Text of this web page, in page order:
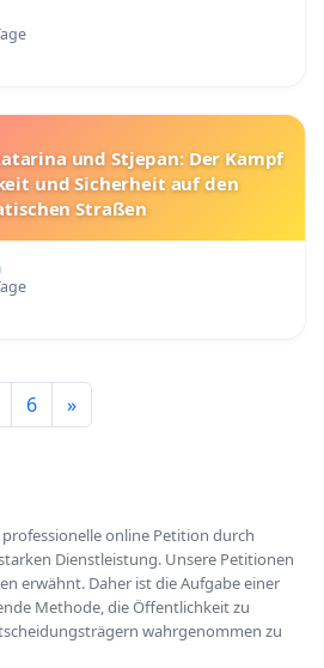
und Stjepan: Der Kampf
und Sicherheit auf den
Straßen
6 »
online Petition durch
Dienstleistung. Unsere Petitionen
erwähnt. Daher ist die Aufgabe einer
Methode, die Öffentlichkeit zu
wahrgenommen zu